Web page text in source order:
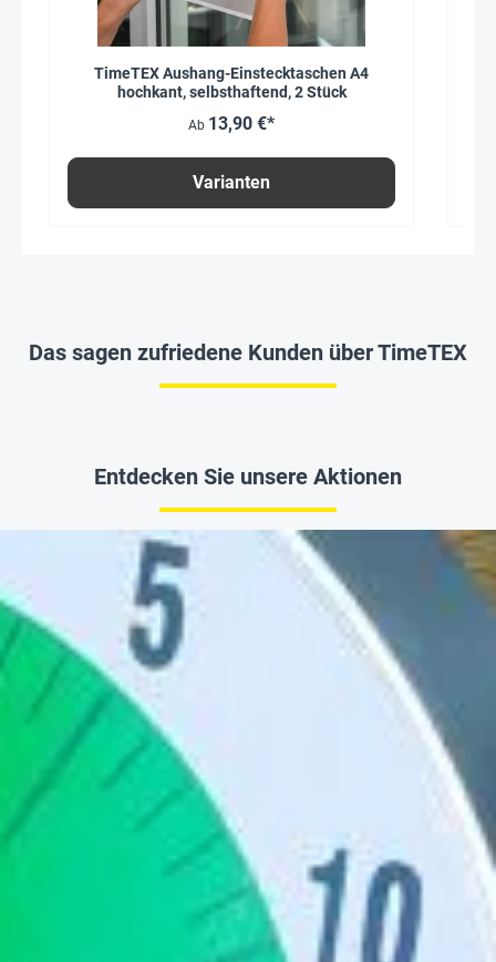
TimeTEX Aushang-Einstecktaschen A4
hochkant, selbsthaftend, 2 Stück
Ab 13,90 €*
Varianten
Das sagen zufriedene Kunden über TimeTEX
Entdecken Sie unsere Aktionen